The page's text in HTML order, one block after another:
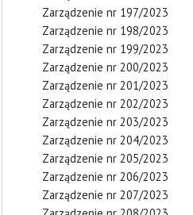
Zarządzenie nr 197/2023
Zarządzenie nr 198/2023
Zarządzenie nr 199/2023
Zarządzenie nr 200/2023
Zarządzenie nr 201/2023
Zarządzenie nr 202/2023
Zarządzenie nr 203/2023
Zarządzenie nr 204/2023
Zarządzenie nr 205/2023
Zarządzenie nr 206/2023
Zarządzenie nr 207/2023